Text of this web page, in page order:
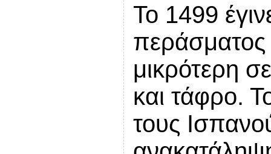
Το 1499
περάσματος
μικρότερη
και τάφρο.
τους